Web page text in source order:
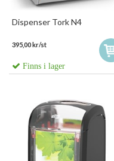
Dispenser Tork N4
395,00 kr/st
Finns i lager